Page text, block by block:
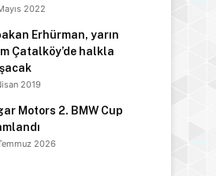
2022
Erhürman, yarın
Çatalköy’de halkla
2019
Motors 2. BMW Cup
2026